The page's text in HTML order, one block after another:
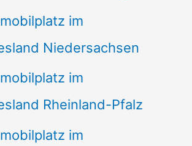
im
Niedersachsen
im
Rheinland-Pfalz
im